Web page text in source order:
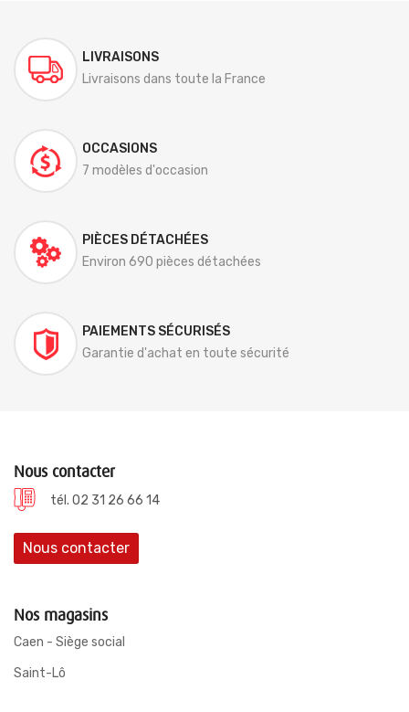
LIVRAISONS
Livraisons dans toute la France
OCCASIONS
7 modèles d'occasion
PIÈCES DÉTACHÉES
Environ 690 pièces détachées
PAIEMENTS SÉCURISÉS
Garantie d'achat en toute sécurité
Nous contacter
tél. 02 31 26 66 14
Nous contacter
Nos magasins
Caen - Siège social
Saint-Lô